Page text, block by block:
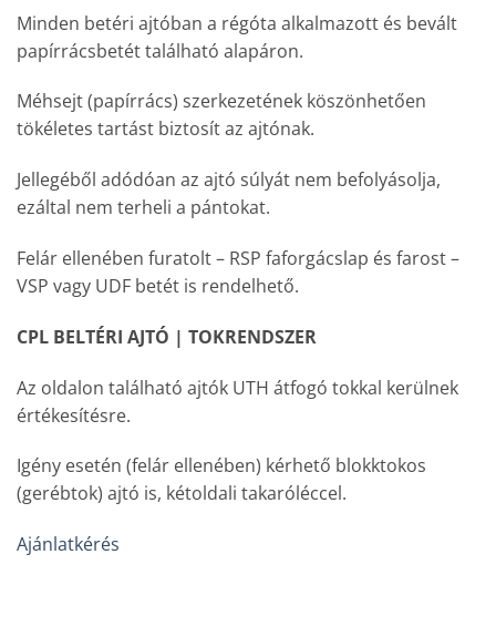
Minden betéri ajtóban a régóta alkalmazott és bevált
papírrácsbetét található alapáron.
Méhsejt (papírrács) szerkezetének köszönhetően
tökéletes tartást biztosít az ajtónak.
Jellegéből adódóan az ajtó súlyát nem befolyásolja,
ezáltal nem terheli a pántokat.
Felár ellenében furatolt – RSP faforgácslap és farost –
VSP vagy UDF betét is rendelhető.
CPL BELTÉRI AJTÓ | TOKRENDSZER
Az oldalon található ajtók UTH átfogó tokkal kerülnek
értékesítésre.
Igény esetén (felár ellenében) kérhető blokktokos
(gerébtok) ajtó is, kétoldali takaróléccel.
Ajánlatkérés